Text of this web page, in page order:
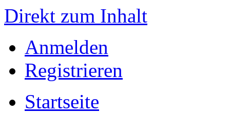
Direkt zum Inhalt
Anmelden
Registrieren
Startseite